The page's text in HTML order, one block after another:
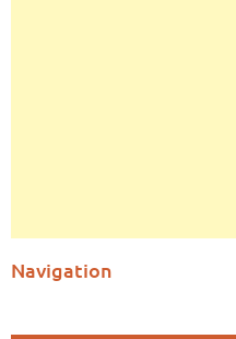
Navigation